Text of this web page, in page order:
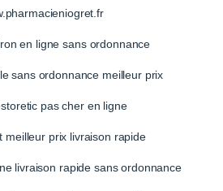
en ligne sans ordonnance
sans ordonnance meilleur prix
pas cher en ligne
meilleur prix livraison rapide
livraison rapide sans ordonnance